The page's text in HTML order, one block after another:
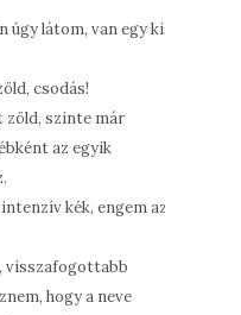
úgy látom, van egy kis
csodás!
zöld, szinte már
az egyik
kék, engem az
visszafogottabb
hogy a neve